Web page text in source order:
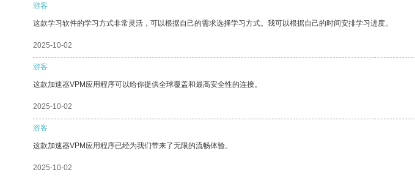
游客
这款学习软件的学习方式非常灵活，可以根据自己的需求选择学习方式。我可以根据自己的时间安排学习进度。
2025-10-02
游客
这款加速器VPM应用程序可以给你提供全球覆盖和最高安全性的连接。
2025-10-02
游客
这款加速器VPM应用程序已经为我们带来了无限的流畅体验。
2025-10-02